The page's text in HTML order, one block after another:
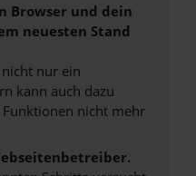
Browser und dein
neuesten Stand
nur ein
kann auch dazu
nicht mehr